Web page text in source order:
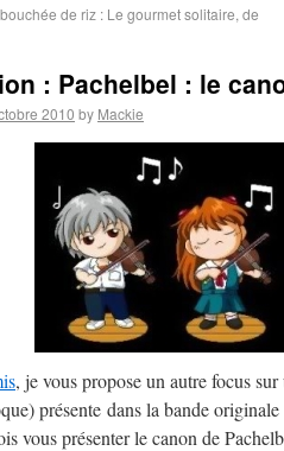
de riz : Le gourmet solitaire, de
: Pachelbel : le
2010 by Mackie
, je vous propose un autre focus
présente dans la bande
vous présenter le canon de